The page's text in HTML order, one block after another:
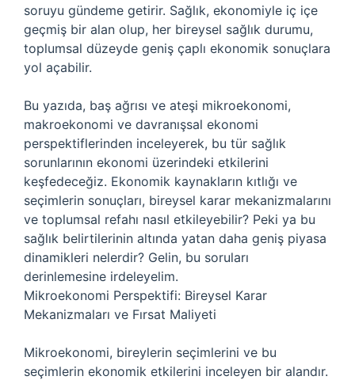
soruyu gündeme getirir. Sağlık, ekonomiyle iç içe
geçmiş bir alan olup, her bireysel sağlık durumu,
toplumsal düzeyde geniş çaplı ekonomik sonuçlara
yol açabilir.
Bu yazıda, baş ağrısı ve ateşi mikroekonomi,
makroekonomi ve davranışsal ekonomi
perspektiflerinden inceleyerek, bu tür sağlık
sorunlarının ekonomi üzerindeki etkilerini
keşfedeceğiz. Ekonomik kaynakların kıtlığı ve
seçimlerin sonuçları, bireysel karar mekanizmalarını
ve toplumsal refahı nasıl etkileyebilir? Peki ya bu
sağlık belirtilerinin altında yatan daha geniş piyasa
dinamikleri nelerdir? Gelin, bu soruları
derinlemesine irdeleyelim.
Mikroekonomi Perspektifi: Bireysel Karar
Mekanizmaları ve Fırsat Maliyeti
Mikroekonomi, bireylerin seçimlerini ve bu
seçimlerin ekonomik etkilerini inceleyen bir alandır.